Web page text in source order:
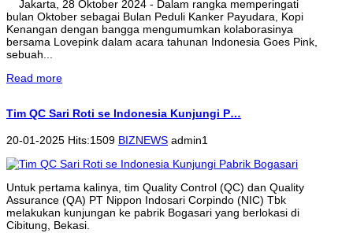
Jakarta, 28 Oktober 2024 - Dalam rangka memperingati
bulan Oktober sebagai Bulan Peduli Kanker Payudara, Kopi
Kenangan dengan bangga mengumumkan kolaborasinya
bersama Lovepink dalam acara tahunan Indonesia Goes Pink,
sebuah...
Read more
Tim QC Sari Roti se Indonesia Kunjungi P…
20-01-2025 Hits:1509 BIZNEWS admin1
Untuk pertama kalinya, tim Quality Control (QC) dan Quality
Assurance (QA) PT Nippon Indosari Corpindo (NIC) Tbk
melakukan kunjungan ke pabrik Bogasari yang berlokasi di
Cibitung, Bekasi.